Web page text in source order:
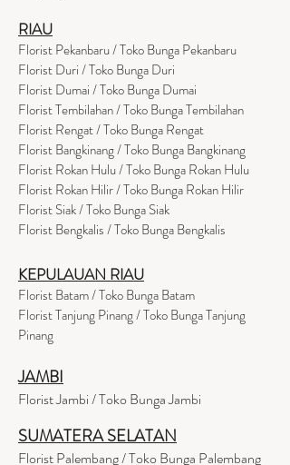
RIAU
Florist Pekanbaru / Toko Bunga Pekanbaru
Florist Duri / Toko Bunga Duri
Florist Dumai / Toko Bunga Dumai
Florist Tembilahan / Toko Bunga Tembilahan
Florist Rengat / Toko Bunga Rengat
Florist Bangkinang / Toko Bunga Bangkinang
Florist Rokan Hulu / Toko Bunga Rokan Hulu
Florist Rokan Hilir / Toko Bunga Rokan Hilir
Florist Siak / Toko Bunga Siak
Florist Bengkalis / Toko Bunga Bengkalis
KEPULAUAN RIAU
Florist Batam / Toko Bunga Batam
Florist Tanjung Pinang / Toko Bunga Tanjung
Pinang
JAMBI
Florist Jambi / Toko Bunga Jambi
SUMATERA SELATAN
Florist Palembang / Toko Bunga Palembang